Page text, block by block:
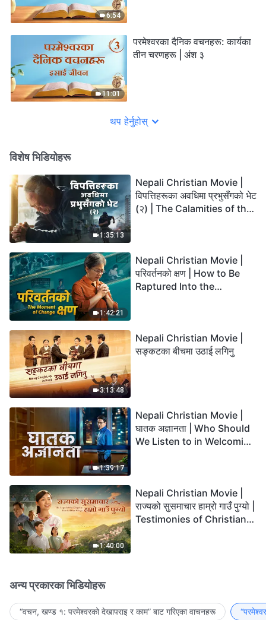
6:54
11:01
परमेश्‍वरका दैनिक वचनहरू: कार्यका
तीन चरणहरू | अंश ३
थप हेर्नुहोस्
विशेष भिडियोहरू
1:35:13
Nepali Christian Movie |
विपत्तिहरूका अवधिमा प्रभुसँगको भेट
(२) | The Calamities of the
1:42:21
Nepali Christian Movie |
परिवर्तनको क्षण | How to Be
Raptured Into the
3:13:48
Nepali Christian Movie |
सङ्कटका बीचमा उठाई लगिनु
1:39:17
Nepali Christian Movie |
घातक अज्ञानता | Who Should
We Listen to in Welcoming
1:40:00
Nepali Christian Movie |
राज्यको सुसमाचार हाम्रो गाउँ पुग्यो |
Testimonies of Christians
अन्य प्रकारका भिडियोहरू
“वचन, खण्ड १: परमेश्‍वरको देखापराइ र काम” बाट गरिएका वाचनहरू